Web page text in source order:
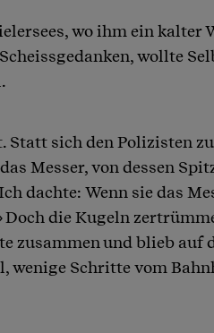
wo ihm ein kalter
wollte
Statt sich den Polizisten
das Messer, von dessen
dachte: Wenn sie das
Doch die Kugeln
zusammen und blieb auf
wenige Schritte vom